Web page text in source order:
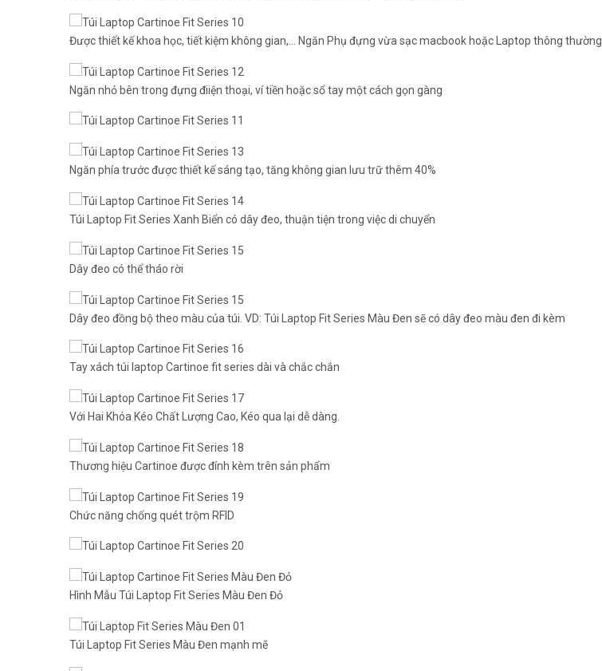
Được thiết kế khoa học, tiết kiệm không gian,… Ngăn Phụ đựng vừa sạc macbook hoặc Laptop thông thường
Ngăn nhỏ bên trong đựng điiện thoại, ví tiền hoặc sổ tay một cách gọn gàng
Ngăn phía trước được thiết kế sáng tạo, tăng không gian lưu trữ thêm 40%
Túi Laptop Fit Series Xanh Biển có dây đeo, thuận tiện trong việc di chuyển
Dây đeo có thể tháo rời
Dây đeo đồng bộ theo màu của túi. VD: Túi Laptop Fit Series Màu Đen sẽ có dây đeo màu đen đi kèm
Tay xách túi laptop Cartinoe fit series dài và chắc chắn
Với Hai Khóa Kéo Chất Lượng Cao, Kéo qua lại dễ dàng.
Thương hiệu Cartinoe được đính kèm trên sản phẩm
Chức năng chống quét trộm RFID
Hình Mẫu Túi Laptop Fit Series Màu Đen Đỏ
Túi Laptop Fit Series Màu Đen mạnh mẽ